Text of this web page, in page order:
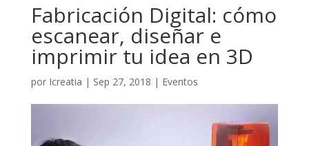
Fabricación Digital: cómo
escanear, diseñar e
imprimir tu idea en 3D
por Icreatia | Sep 27, 2018 | Eventos